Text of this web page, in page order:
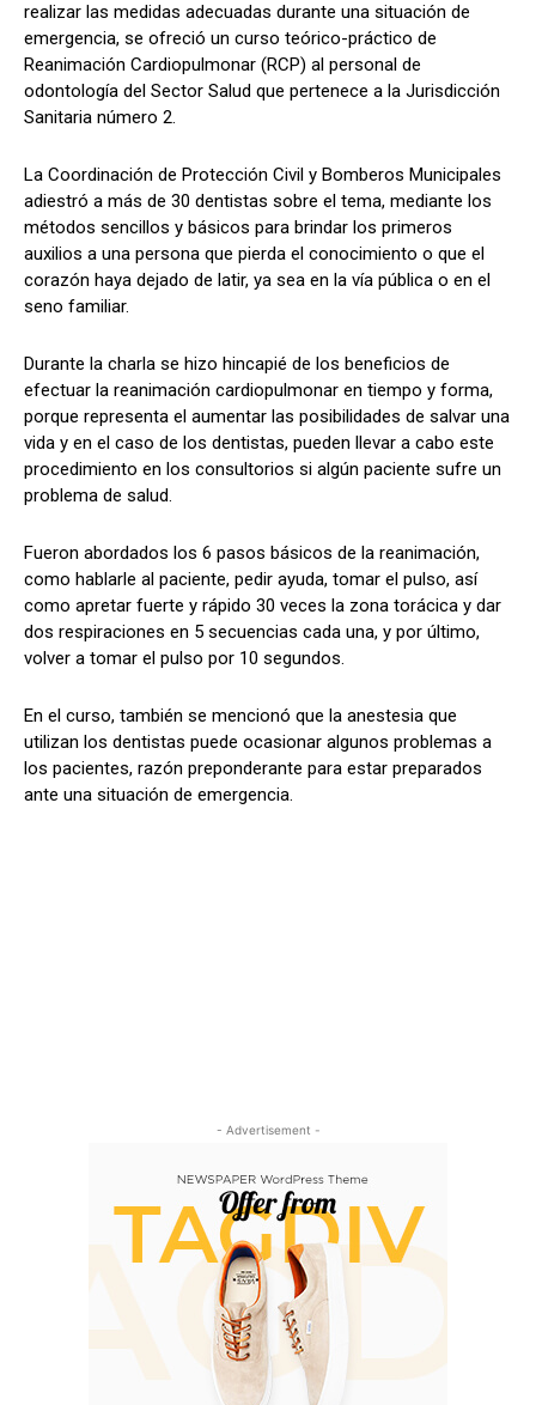
realizar las medidas adecuadas durante una situación de
emergencia, se ofreció un curso teórico-práctico de
Reanimación Cardiopulmonar (RCP) al personal de
odontología del Sector Salud que pertenece a la Jurisdicción
Sanitaria número 2.
La Coordinación de Protección Civil y Bomberos Municipales
adiestró a más de 30 dentistas sobre el tema, mediante los
métodos sencillos y básicos para brindar los primeros
auxilios a una persona que pierda el conocimiento o que el
corazón haya dejado de latir, ya sea en la vía pública o en el
seno familiar.
Durante la charla se hizo hincapié de los beneficios de
efectuar la reanimación cardiopulmonar en tiempo y forma,
porque representa el aumentar las posibilidades de salvar una
vida y en el caso de los dentistas, pueden llevar a cabo este
procedimiento en los consultorios si algún paciente sufre un
problema de salud.
Fueron abordados los 6 pasos básicos de la reanimación,
como hablarle al paciente, pedir ayuda, tomar el pulso, así
como apretar fuerte y rápido 30 veces la zona torácica y dar
dos respiraciones en 5 secuencias cada una, y por último,
volver a tomar el pulso por 10 segundos.
En el curso, también se mencionó que la anestesia que
utilizan los dentistas puede ocasionar algunos problemas a
los pacientes, razón preponderante para estar preparados
ante una situación de emergencia.
- Advertisement -